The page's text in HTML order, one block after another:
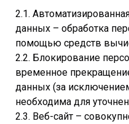
2.1.
данных – обработка
помощью средств
2.2. Блокирование
временное
данных (за
необходима для
2.3. Веб-сайт –